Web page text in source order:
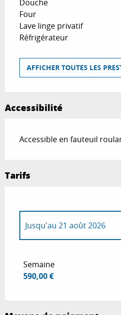
Douche
Four
Lave linge privatif
Réfrigérateur
AFFICHER TOUTES LES
Accessibilité
Accessible en fauteuil
Tarifs
Du29 mars 2026
30 mai 2026
Jusqu'au 21 août 2026
Semaine
590,00 €